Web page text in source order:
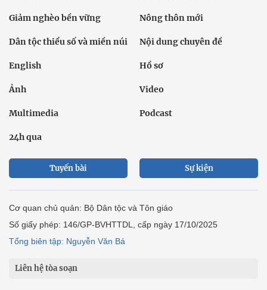
Giảm nghèo bền vững Nông thôn mới
Dân tộc thiểu số và miền núi Nội dung chuyên đề
English Hồ sơ
Ảnh Video
Multimedia Podcast
24h qua
Tuyến bài Sự kiện
Cơ quan chủ quản: Bộ Dân tộc và Tôn giáo
Số giấy phép: 146/GP-BVHTTDL, cấp ngày 17/10/2025
Tổng biên tập: Nguyễn Văn Bá
Liên hệ tòa soạn